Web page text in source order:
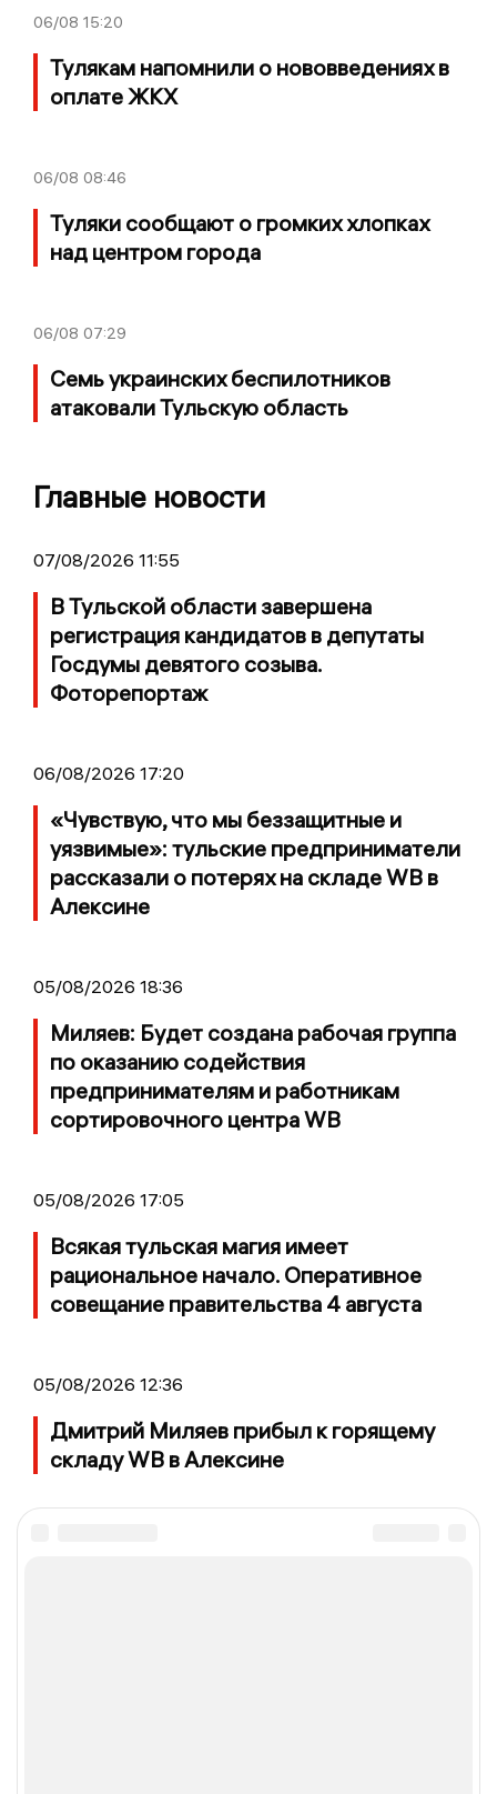
06/08 15:20
Тулякам напомнили о нововведениях в
оплате ЖКХ
06/08 08:46
Туляки сообщают о громких хлопках
над центром города
06/08 07:29
Семь украинских беспилотников
атаковали Тульскую область
Главные новости
07/08/2026 11:55
В Тульской области завершена
регистрация кандидатов в депутаты
Госдумы девятого созыва.
Фоторепортаж
06/08/2026 17:20
«Чувствую, что мы беззащитные и
уязвимые»: тульские предприниматели
рассказали о потерях на складе WB в
Алексине
05/08/2026 18:36
Миляев: Будет создана рабочая группа
по оказанию содействия
предпринимателям и работникам
сортировочного центра WB
05/08/2026 17:05
Всякая тульская магия имеет
рациональное начало. Оперативное
совещание правительства 4 августа
05/08/2026 12:36
Дмитрий Миляев прибыл к горящему
складу WB в Алексине